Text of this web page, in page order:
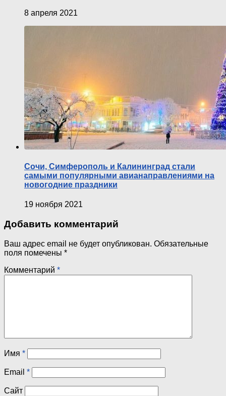
8 апреля 2021
Сочи, Симферополь и Калининград стали
самыми популярными авианаправлениями на
новогодние праздники
19 ноября 2021
Добавить комментарий
Ваш адрес email не будет опубликован. Обязательные
поля помечены *
Комментарий *
Имя *
Email *
Сайт